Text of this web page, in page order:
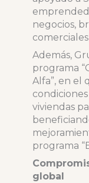
negocios,
Además,
programa
Alfa”, en el
viviendas
programa
global